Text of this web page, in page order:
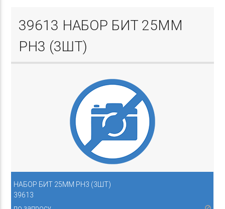
39613 НАБОР БИТ 25ММ
PH3 (3ШТ)
НАБОР БИТ 25ММ PH3 (3ШТ)
39613